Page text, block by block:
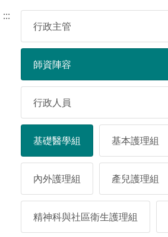
:::
行政主管
師資陣容
行政人員
基礎醫學組 基本護理組
內外護理組 產兒護理組
精神科與社區衛生護理組